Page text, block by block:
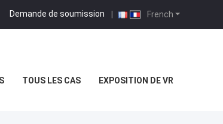
French
Demande de soumission |
TOUS LES CAS EXPOSITION DE VR